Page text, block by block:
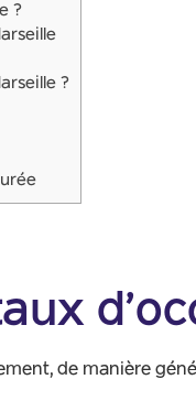
?
?
de manière